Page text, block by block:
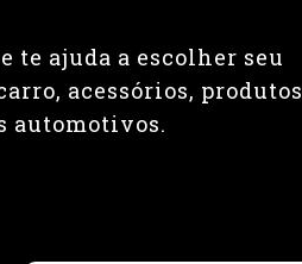
te ajuda a escolher seu
acessórios, produtos
automotivos.